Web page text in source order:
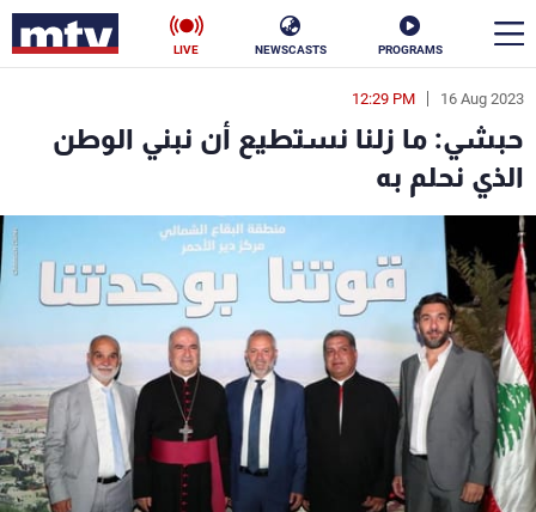
PROGRAMS
NEWSCASTS
LIVE
16 Aug 2023
12:29 PM
حبشي: ما زلنا نستطيع أن نبني الوطن
الذي نحلم به
en
الأخبار
سياسة ناس
إقتصاد فن
منوعات رياضة
كأس العالم
البرامج